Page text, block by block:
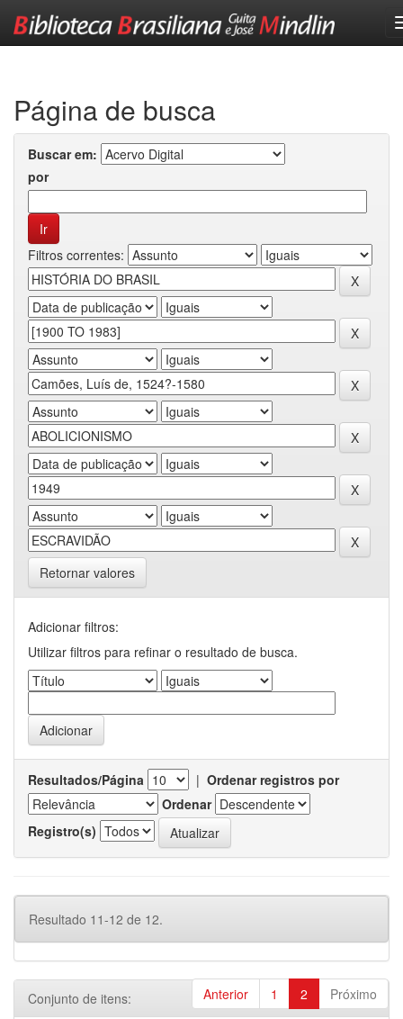
Página de busca
Buscar em:
por
Filtros correntes:
Retornar valores
Adicionar filtros:
Utilizar filtros para refinar o resultado de busca.
Resultados/Página | Ordenar registros por
Ordenar
Registro(s)
Resultado 11-12 de 12.
Anterior 1 2 Próximo
Conjunto de itens: